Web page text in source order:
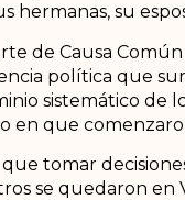
hermanas, su
de Causa
política que
sistemático de
en que
tomar
se quedaron en